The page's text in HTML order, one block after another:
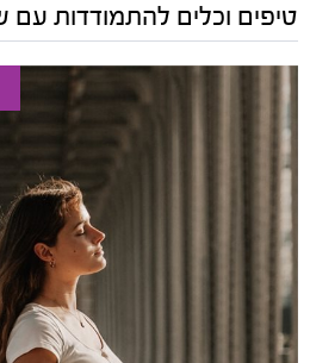
טיפים וכלים להתמודדות